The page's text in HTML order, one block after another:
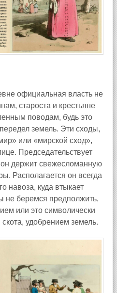
официальная власть не
староста и крестьяне
поводам, будь это
земель. Эти сходы,
или «мирской сход»,
Председательствует
держит свежесломанную
Располагается он всегда
навоза, куда втыкает
не беремся предполжить,
или это символически
удобрением земель.